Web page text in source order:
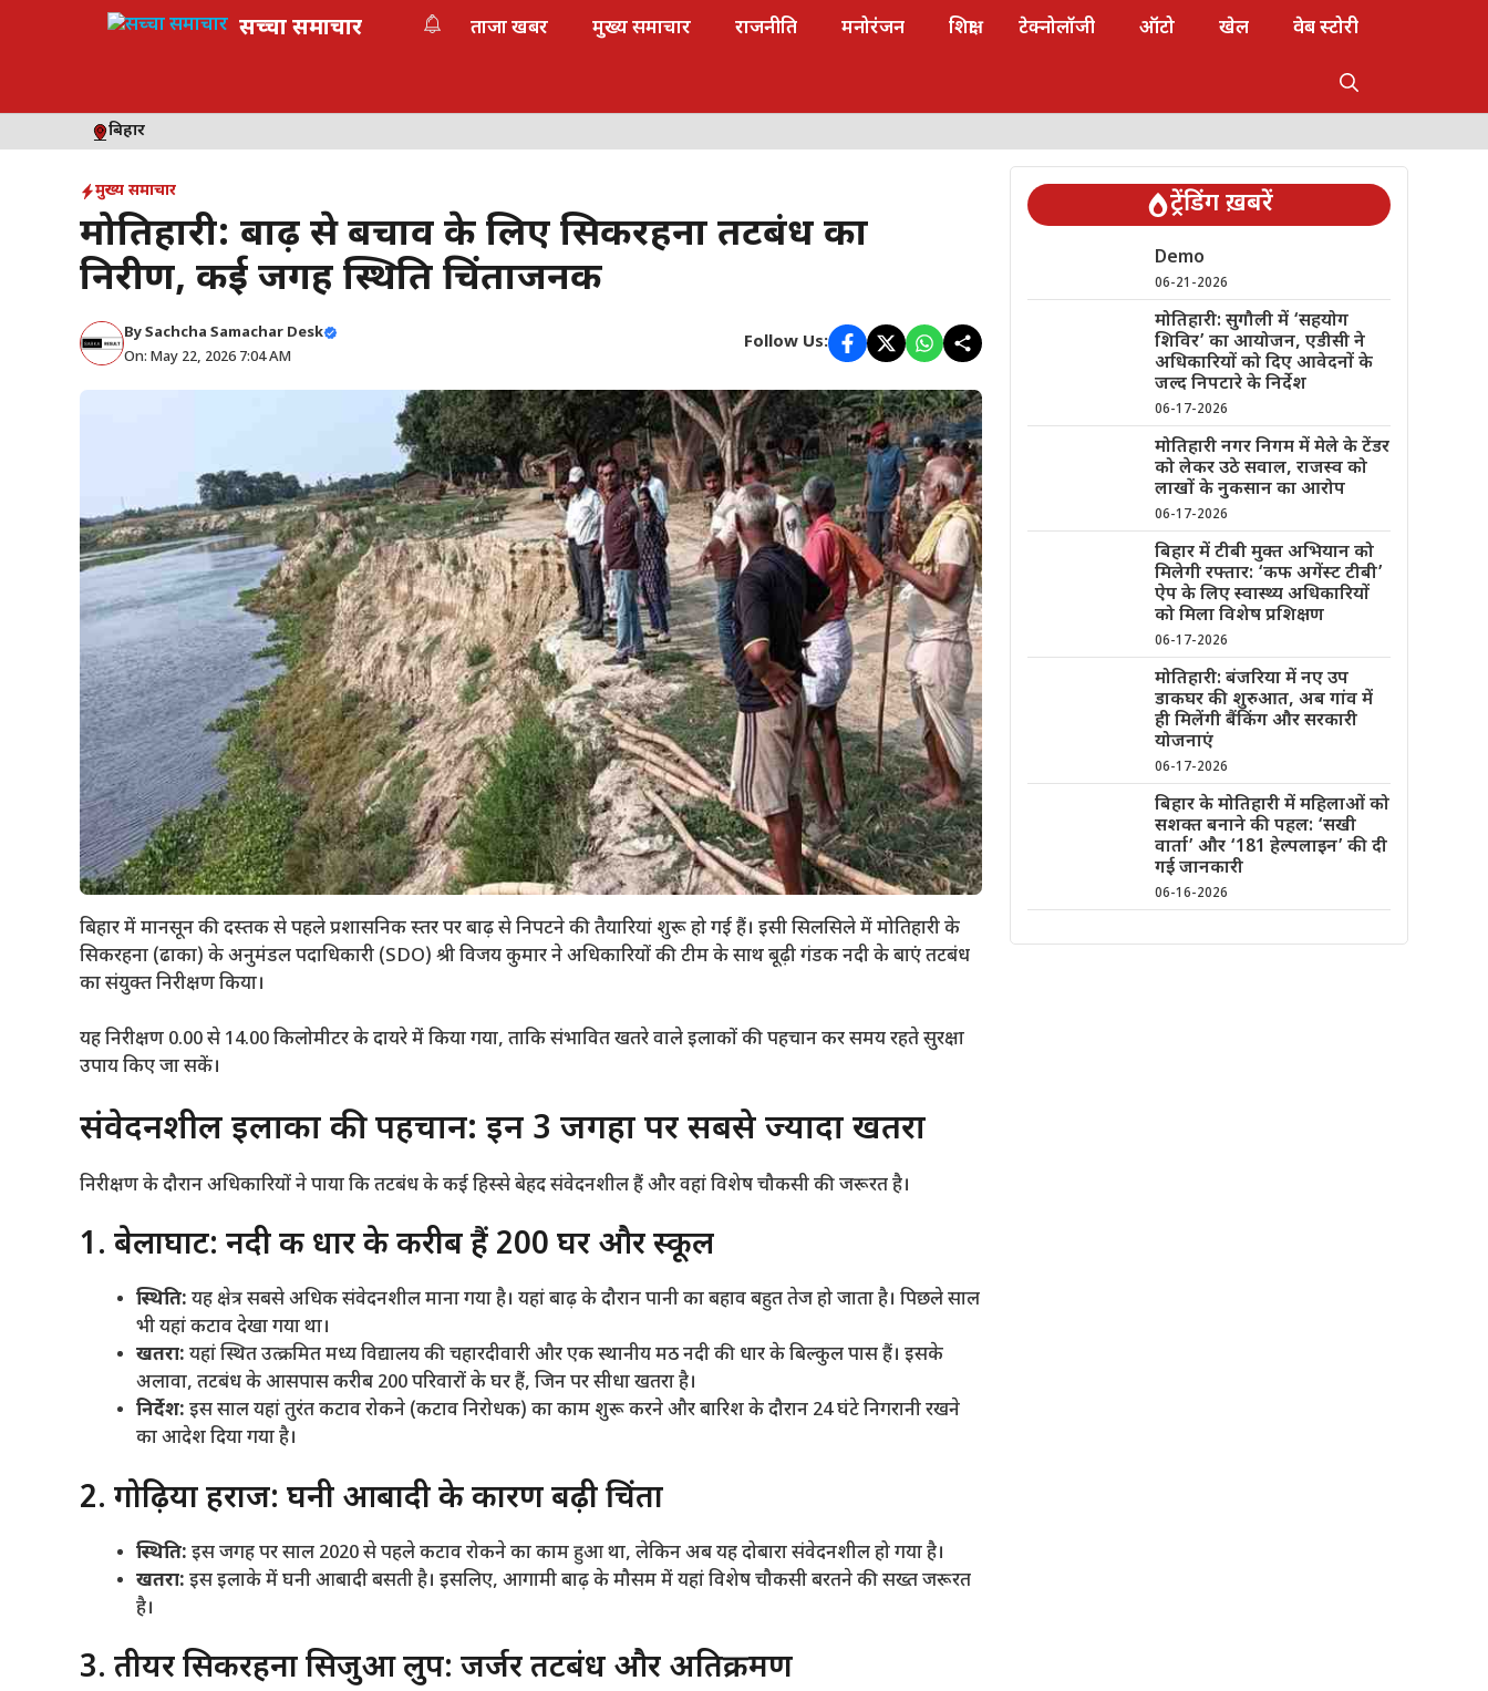
सच्चा समाचार ताजा खबर मुख्य समाचार राजनीति मनोरंजन शिक्षा टेक्नोलॉजी ऑटो खेल वेब स्टोरी
बिहार
मुख्य समाचार
मोतिहारी: बाढ़ से बचाव के लिए सिकरहना तटबंध का
निरीक्षण, कई जगह स्थिति चिंताजनक
BySachcha Samachar Desk
On: May 22, 2026 7:04 AM
Follow Us:
बिहार में मानसून की दस्तक से पहले प्रशासनिक स्तर पर बाढ़ से निपटने की तैयारियां शुरू हो गई हैं। इसी सिलसिले में मोतिहारी के
सिकरहना (ढाका) के अनुमंडल पदाधिकारी (SDO) श्री विजय कुमार ने अधिकारियों की टीम के साथ बूढ़ी गंडक नदी के बाएं तटबंध
का संयुक्त निरीक्षण किया।
​यह निरीक्षण 0.00 से 14.00 किलोमीटर के दायरे में किया गया, ताकि संभावित खतरे वाले इलाकों की पहचान कर समय रहते सुरक्षा
उपाय किए जा सकें।
​संवेदनशील इलाकों की पहचान: इन 3 जगहों पर सबसे ज्यादा खतरा
​निरीक्षण के दौरान अधिकारियों ने पाया कि तटबंध के कई हिस्से बेहद संवेदनशील हैं और वहां विशेष चौकसी की जरूरत है।
​1. बेलाघाट: नदी की धार के करीब हैं 200 घर और स्कूल
स्थिति: यह क्षेत्र सबसे अधिक संवेदनशील माना गया है। यहां बाढ़ के दौरान पानी का बहाव बहुत तेज हो जाता है। पिछले साल
भी यहां कटाव देखा गया था।
खतरा: यहां स्थित उत्क्रमित मध्य विद्यालय की चहारदीवारी और एक स्थानीय मठ नदी की धार के बिल्कुल पास हैं। इसके
अलावा, तटबंध के आसपास करीब 200 परिवारों के घर हैं, जिन पर सीधा खतरा है।
निर्देश: इस साल यहां तुरंत कटाव रोकने (कटाव निरोधक) का काम शुरू करने और बारिश के दौरान 24 घंटे निगरानी रखने
का आदेश दिया गया है।
​2. गोढ़िया हराज: घनी आबादी के कारण बढ़ी चिंता
स्थिति: इस जगह पर साल 2020 से पहले कटाव रोकने का काम हुआ था, लेकिन अब यह दोबारा संवेदनशील हो गया है।
खतरा: इस इलाके में घनी आबादी बसती है। इसलिए, आगामी बाढ़ के मौसम में यहां विशेष चौकसी बरतने की सख्त जरूरत
है।
​3. तीयर सिकरहना सिजुआ लुप: जर्जर तटबंध और अतिक्रमण
ट्रेंडिंग ख़बरें
Demo
06-21-2026
मोतिहारी: सुगौली में ‘सहयोग
शिविर’ का आयोजन, एडीसी ने
अधिकारियों को दिए आवेदनों के
जल्द निपटारे के निर्देश
06-17-2026
मोतिहारी नगर निगम में मेले के टेंडर
को लेकर उठे सवाल, राजस्व को
लाखों के नुकसान का आरोप
06-17-2026
बिहार में टीबी मुक्त अभियान को
मिलेगी रफ्तार: ‘कफ अगेंस्ट टीबी’
ऐप के लिए स्वास्थ्य अधिकारियों
को मिला विशेष प्रशिक्षण
06-17-2026
मोतिहारी: बंजरिया में नए उप
डाकघर की शुरुआत, अब गांव में
ही मिलेंगी बैंकिंग और सरकारी
योजनाएं
06-17-2026
बिहार के मोतिहारी में महिलाओं को
सशक्त बनाने की पहल: ‘सखी
वार्ता’ और ‘181 हेल्पलाइन’ की दी
गई जानकारी
06-16-2026